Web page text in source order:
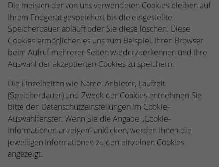
Die meisten der von uns verwendeten Cookies bleiben auf
Ihrem Endgerät gespeichert bis die eingestellte
Speicherdauer abläuft oder Sie diese löschen. Diese
Cookies ermöglichen es uns zum Beispiel, Ihren Browser
beim Aufruf mehrerer Seiten wiederzuerkennen und Ihre
Auswahl der akzeptierten Cookies zu speichern.
Die Einzelheiten wie Name, Anbieter, Laufzeit
(Speicherdauer) und Zweck der Cookies entnehmen Sie
bitte den Datenschutzeinstellungen im Cookie-
Auswahlfenster. Wenn Sie die Angabe „Cookie-
Informationen anzeigen“ anklicken, werden Ihnen die
jeweiligen Informationen zu den einzelnen Cookies
angezeigt.